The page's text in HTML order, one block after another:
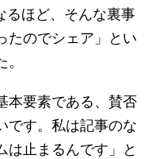
るほど、そんな裏事
たのでシェア」とい
本要素である、賛否
です。私は記事のな
は止まるんです」と